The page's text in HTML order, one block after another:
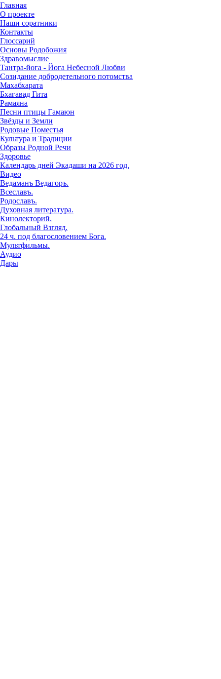
Главная
О проекте
Наши соратники
Контакты
Глоссарий
Основы Родобожия
Здравомыслие
Тантра-йога - Йога Небесной Любви
Созидание добродетельного потомства
Махабхарата
Бхагавад Гита
Рамаяна
Песни птицы Гамаюн
Звёзды и Земли
Родовые Поместья
Культура и Традиции
Образы Родной Речи
Здоровье
Календарь дней Экадаши на 2026 год.
Видео
Ведаманъ Ведагоръ.
Всеславъ.
Родославъ.
Духовная литература.
Кинолекторий.
Глобальный Взгляд.
24 ч. под благословением Бога.
Мультфильмы.
Аудио
Дары